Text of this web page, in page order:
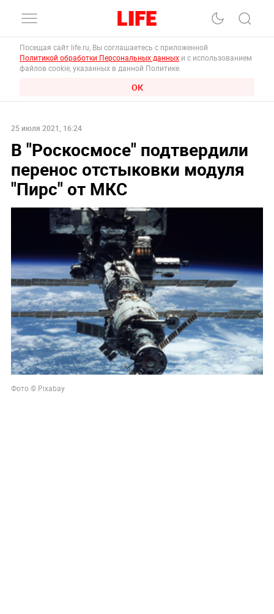
Посещая сайт life.ru, Вы соглашаетесь с приложенной
Политикой обработки Персональных данных и с использованием
файлов cookie, указанных в данной Политике.
ОК
25 июля 2021, 16:24
В "Роскосмосе" подтвердили
перенос отстыковки модуля
"Пирс" от МКС
Фото © Pixabay